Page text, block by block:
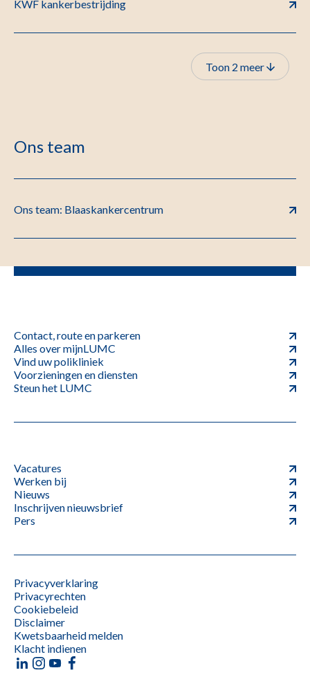
KWF kankerbestrijding
Toon 2 meer
Ons team
Ons team: Blaaskankercentrum
Contact, route en parkeren
Alles over mijnLUMC
Vind uw polikliniek
Voorzieningen en diensten
Steun het LUMC
Vacatures
Werken bij
Nieuws
Inschrijven nieuwsbrief
Pers
Privacyverklaring
Privacyrechten
Cookiebeleid
Disclaimer
Kwetsbaarheid melden
Klacht indienen